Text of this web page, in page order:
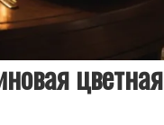
цветная